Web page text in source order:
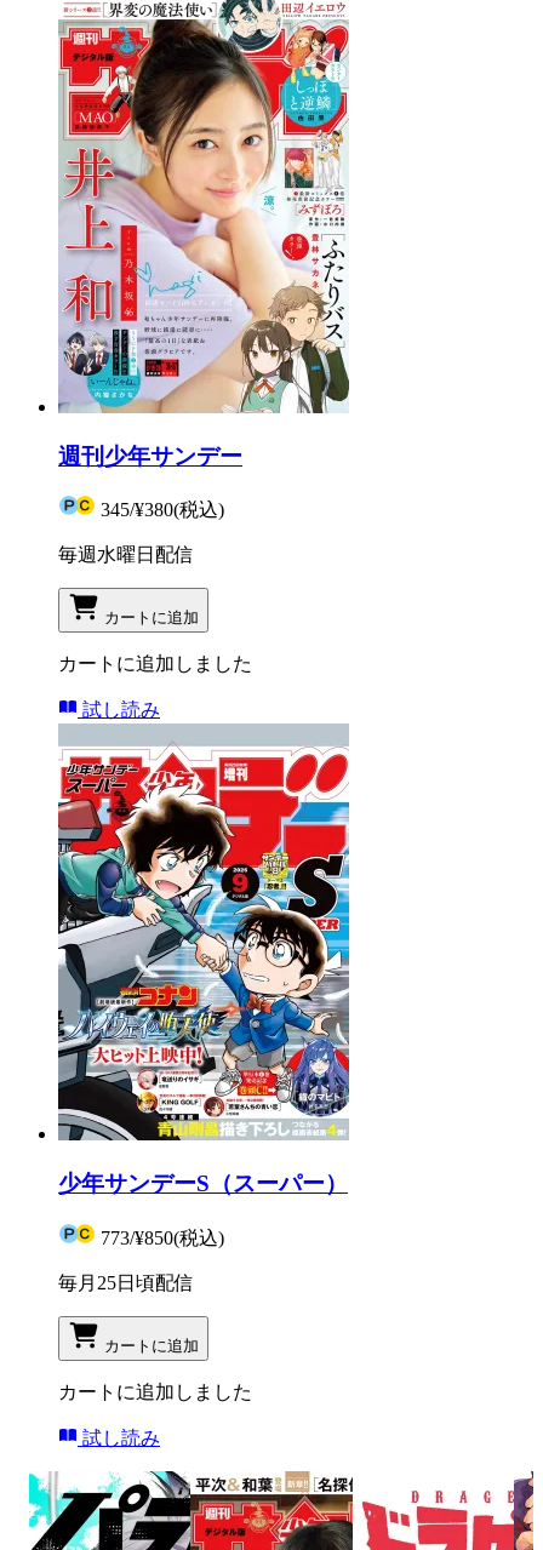
週刊少年サンデー
345/¥380(税込)
毎週水曜日配信
カートに追加
カートに追加しました
試し読み
少年サンデーS（スーパー）
773/¥850(税込)
毎月25日頃配信
カートに追加
カートに追加しました
試し読み